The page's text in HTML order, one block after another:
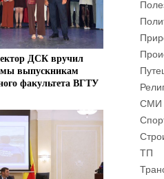
ДСК вручил
выпускникам
факультета ВГТУ
СМИ
ТП